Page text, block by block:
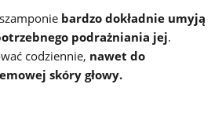
bardzo dokładnie umyją
podrażniania jej.
codziennie, nawet do
skóry głowy.